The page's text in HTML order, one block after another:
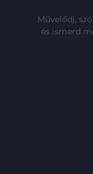
Művelődj,
és ismerd